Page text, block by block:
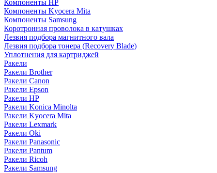
Компоненты HP
Компоненты Kyocera Mita
Компоненты Samsung
Коротронная проволока в катушках
Лезвия подбора магнитного вала
Лезвия подбора тонера (Recovery Blade)
Уплотнения для картриджей
Ракели
Ракели Brother
Ракели Canon
Ракели Epson
Ракели HP
Ракели Konica Minolta
Ракели Kyocera Mita
Ракели Lexmark
Ракели Oki
Ракели Panasonic
Ракели Pantum
Ракели Ricoh
Ракели Samsung